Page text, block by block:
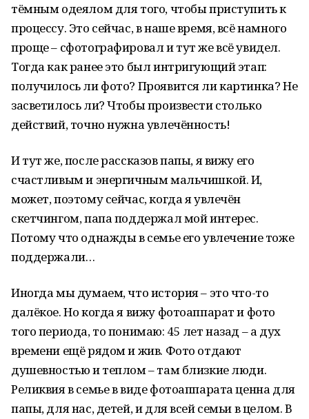
тёмным одеялом для того, чтобы приступить к
процессу. Это сейчас, в наше время, всё намного
проще – сфотографировал и тут же всё увидел.
Тогда как ранее это был интригующий этап:
получилось ли фото? Проявится ли картинка? Не
засветилось ли? Чтобы произвести столько
действий, точно нужна увлечённость!
И тут же, после рассказов папы, я вижу его
счастливым и энергичным мальчишкой. И,
может, поэтому сейчас, когда я увлечён
скетчингом, папа поддержал мой интерес.
Потому что однажды в семье его увлечение тоже
поддержали…
Иногда мы думаем, что история – это что-то
далёкое. Но когда я вижу фотоаппарат и фото
того периода, то понимаю: 45 лет назад – а дух
времени ещё рядом и жив. Фото отдают
душевностью и теплом – там близкие люди.
Реликвия в семье в виде фотоаппарата ценна для
папы, для нас, детей, и для всей семьи в целом. В